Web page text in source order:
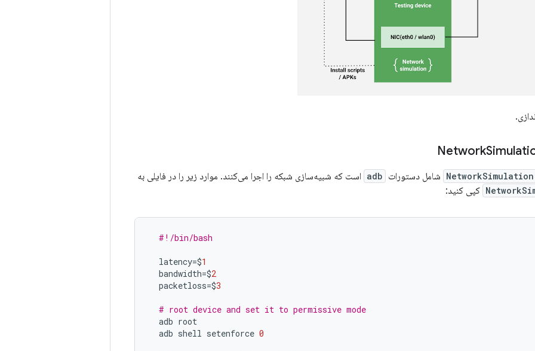
شامل دستورات adb است که شبیه‌سازی شبکه را اجرا می‌کنند. موارد زیر را در فایلی به
کپی کنید:
#!/bin/bash
latency=$1
bandwidth=$2
packetloss=$3
# root device and set it to permissive mode
adb root
adb shell setenforce 0